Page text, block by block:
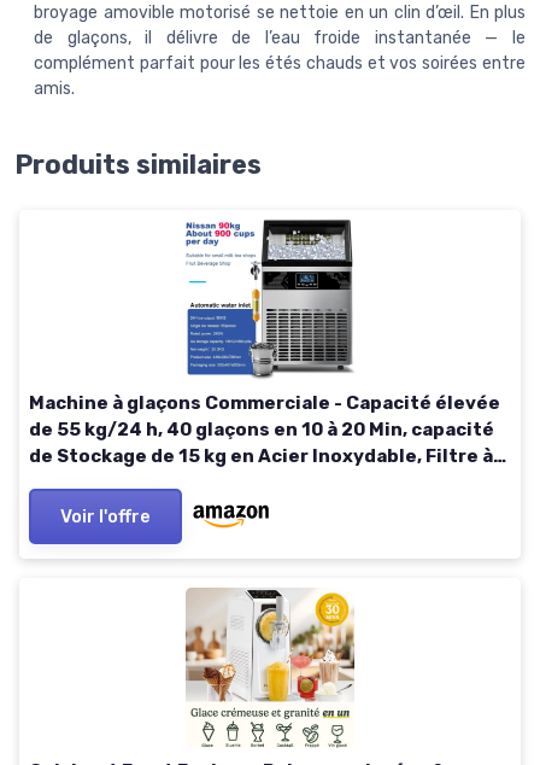
broyage amovible motorisé se nettoie en un clin d’œil. En plus
de glaçons, il délivre de l’eau froide instantanée — le
complément parfait pour les étés chauds et vos soirées entre
amis.
Produits similaires
Machine à glaçons Commerciale - Capacité élevée
de 55 kg/24 h, 40 glaçons en 10 à 20 Min, capacité
de Stockage de 15 kg en Acier Inoxydable, Filtre à
Voir l'offre